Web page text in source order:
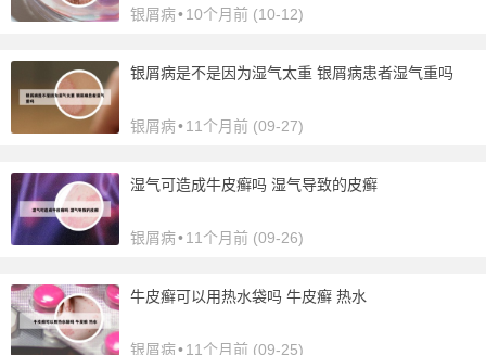
银屑病•10个月前 (10-12)
银屑病是不是因为湿气太重 银屑病患者湿气重吗
银屑病•11个月前 (09-27)
湿气可造成牛皮癣吗 湿气导致的皮癣
银屑病•11个月前 (09-26)
牛皮癣可以用热水袋吗 牛皮癣 热水
银屑病•11个月前 (09-25)